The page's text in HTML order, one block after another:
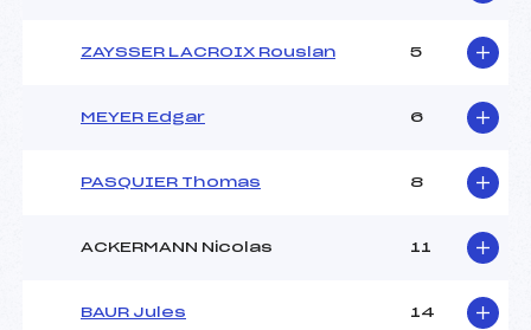
ZAYSSER LACROIX Rouslan 5
MEYER Edgar 6
PASQUIER Thomas 8
ACKERMANN Nicolas 11
BAUR Jules 14